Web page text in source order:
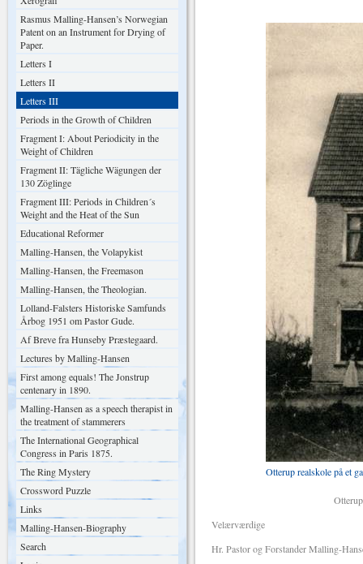
Rasmus Malling-Hansen’s Norwegian
Patent on an Instrument for Drying of
Paper.
Letters I
Letters II
Letters III
Periods in the Growth of Children
Fragment I: About Periodicity in the
Weight of Children
Fragment II: Tägliche Wägungen der
130 Zöglinge
Fragment III: Periods in Children´s
Weight and the Heat of the Sun
Educational Reformer
Malling-Hansen, the Volapykist
Malling-Hansen, the Freemason
Malling-Hansen, the Theologian.
Lolland-Falsters Historiske Samfunds
Årbog 1951 om Pastor Gude.
Af Breve fra Hunseby Præstegaard.
Lectures by Malling-Hansen
First among equals! The Jonstrup
centenary in 1890.
Malling-Hansen as a speech therapist in
the treatment of stammerers
The International Geographical
Congress in Paris 1875.
The Ring Mystery
Crossword Puzzle
Links
Malling-Hansen-Biography
Search
Otterup realskole på et
Otterup d.10/
Velærværdige
Hr. Pastor og Forstander Malling-